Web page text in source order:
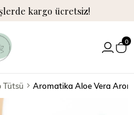
kargo ücretsiz!
0
Tütsü Aromatika Aloe Vera